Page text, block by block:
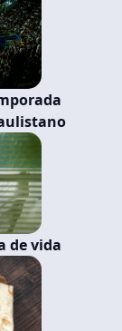
de vida